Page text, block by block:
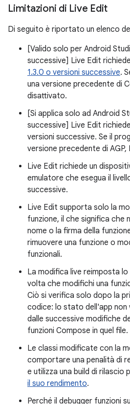
Limitazioni di Live Edit
Di seguito è riportato un elenco
[Valido solo per Android
successive] Live Edit richiede
1.3.0 o versioni successive.
una versione precedente di
disattivato.
[Si applica solo ad Android
successive] Live Edit
versioni successive. Se il
versione precedente di
Live Edit richiede un
emulatore che esegua il
successive.
Live Edit supporta solo la
funzione, il che significa che
nome o la firma della
rimuovere una funzione o
funzionali.
La modifica live reimposta
volta che modifichi una
Ciò si verifica solo dopo la
codice: lo stato dell'app
dalle successive modifiche
funzioni Compose in quel file.
Le classi modificate con la
comportare una penalità di
e utilizza una build di rilascio
il suo rendimento.
Perché il debugger funzioni